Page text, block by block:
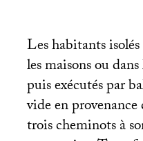
Les habitants isolés
les maisons ou
puis exécutés par
vide en
trois cheminots à